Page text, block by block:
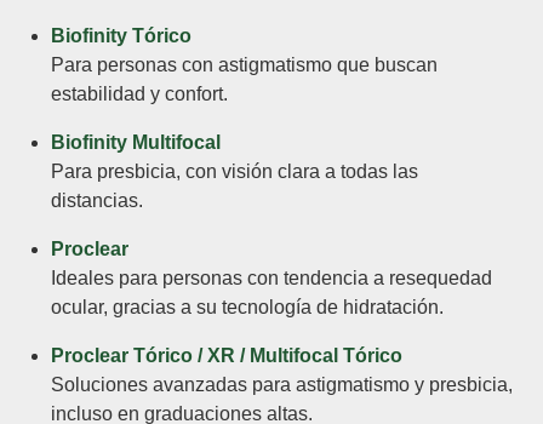
Biofinity Tórico
Para personas con astigmatismo que buscan
estabilidad y confort.
Biofinity Multifocal
Para presbicia, con visión clara a todas las
distancias.
Proclear
Ideales para personas con tendencia a resequedad
ocular, gracias a su tecnología de hidratación.
Proclear Tórico / XR / Multifocal Tórico
Soluciones avanzadas para astigmatismo y presbicia,
incluso en graduaciones altas.